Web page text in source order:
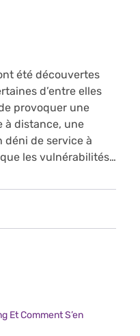
été découvertes
d’entre elles
provoquer une
à distance, une
déni de service à
les vulnérabilités…
Et Comment S’en